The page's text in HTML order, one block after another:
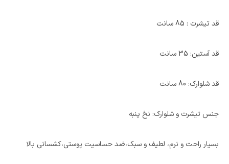
قد تیشرت : 85 سانت
قد آستین: 35 سانت
قد شلوارک: 80 سانت
جنس تیشرت و شلوارک: نخ پنبه
بسیار راحت و نرم، لطیف و سبک،ضد حساسیت پوستی،کشسانی بالا